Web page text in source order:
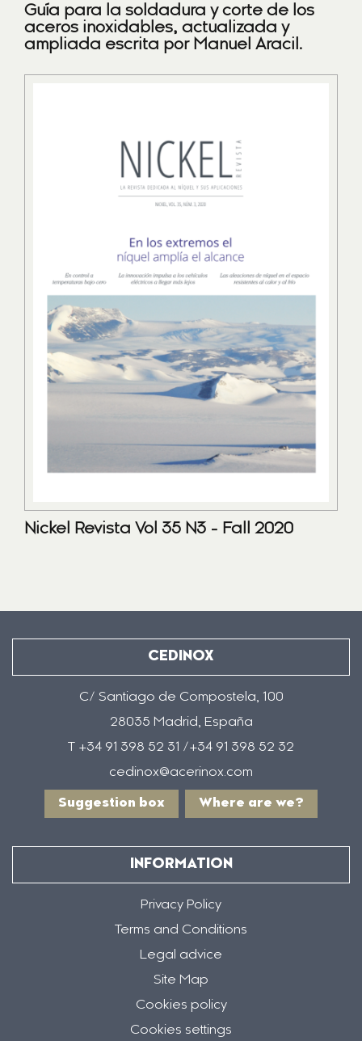
Guía para la soldadura y corte de los
aceros inoxidables, actualizada y
ampliada escrita por Manuel Aracil.
Nickel Revista Vol 35 N3 - Fall 2020
CEDINOX
C/ Santiago de Compostela, 100
28035 Madrid, España
T +34 91 398 52 31 /+34 91 398 52 32
cedinox@acerinox.com
Suggestion box Where are we?
INFORMATION
Privacy Policy
Terms and Conditions
Legal advice
Site Map
Cookies policy
Cookies settings